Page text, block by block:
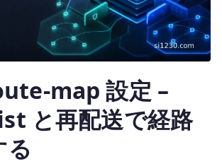
map 設定 –
と再配送で経路
る